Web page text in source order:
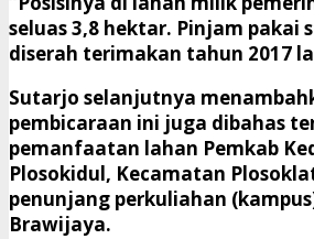
seluas 3,8 hektar. Pinjam pakai
diserah terimakan tahun 2017
Sutarjo selanjutnya
pembicaraan ini juga dibahas
pemanfaatan lahan Pemkab
Plosokidul, Kecamatan
penunjang perkuliahan
Brawijaya.